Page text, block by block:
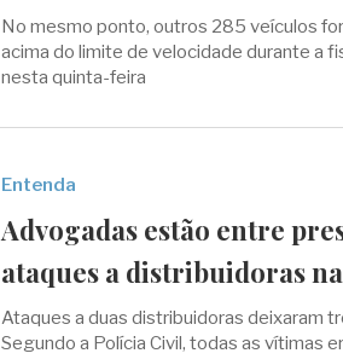
No mesmo ponto, outros 285 veículos
acima do limite de velocidade durante a
nesta quinta-feira
Entenda
Advogadas estão entre
ataques a distribuidoras
Ataques a duas distribuidoras deixaram
Segundo a Polícia Civil, todas as vítimas